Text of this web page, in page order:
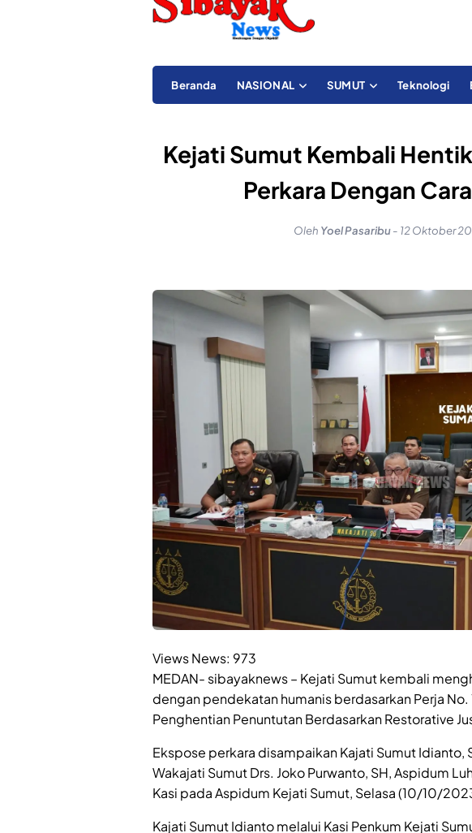
Beranda NASIONAL SUMUT Teknologi
Kejati Sumut Kembali
Perkara Dengan
Oleh Yoel Pasaribu- 12 Oktober
Views News: 973
MEDAN- sibayaknews – Kejati Sumut kembali
dengan pendekatan humanis berdasarkan Perja
Penghentian Penuntutan Berdasarkan Restorative
Ekspose perkara disampaikan Kajati Sumut Idianto,
Wakajati Sumut Drs. Joko Purwanto, SH, Aspidum
Kasi pada Aspidum Kejati Sumut, Selasa (10/10/
Kajati Sumut Idianto melalui Kasi Penkum Kejati